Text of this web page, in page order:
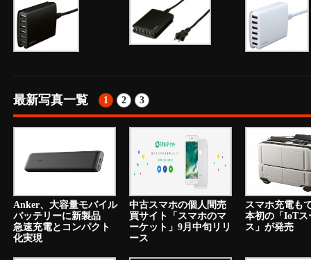
最新写真一覧 1 2 3
Anker、大容量モバイル
バッテリーに新製品
急速充電とコンパクト
化実現
中古スマホの個人間売
買サイト「スマホのマ
ーケット」9月中旬リリ
ース
スマホ充電も
本初の「IoTス
ス」が発売